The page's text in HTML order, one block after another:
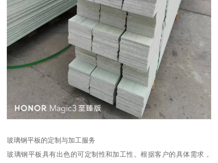
玻璃钢平板的定制与加工服务
玻璃钢平板具有出色的可定制性和加工性。根据客户的具体需求，